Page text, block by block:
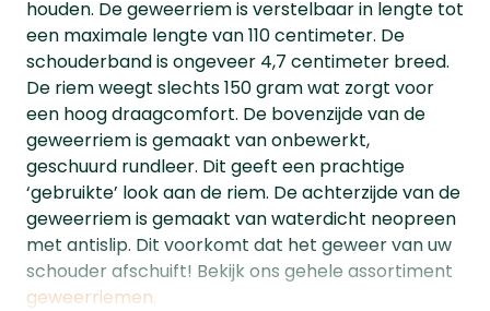
houden. De geweerriem is verstelbaar in lengte tot
een maximale lengte van 110 centimeter. De
schouderband is ongeveer 4,7 centimeter breed.
De riem weegt slechts 150 gram wat zorgt voor
een hoog draagcomfort. De bovenzijde van de
geweerriem is gemaakt van onbewerkt,
geschuurd rundleer. Dit geeft een prachtige
‘gebruikte’ look aan de riem. De achterzijde van de
geweerriem is gemaakt van waterdicht neopreen
met antislip. Dit voorkomt dat het geweer van uw
schouder afschuift! Bekijk ons gehele assortiment
geweerriemen.